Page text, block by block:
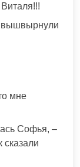
вышвырнули
мне
Софья, –
сказали